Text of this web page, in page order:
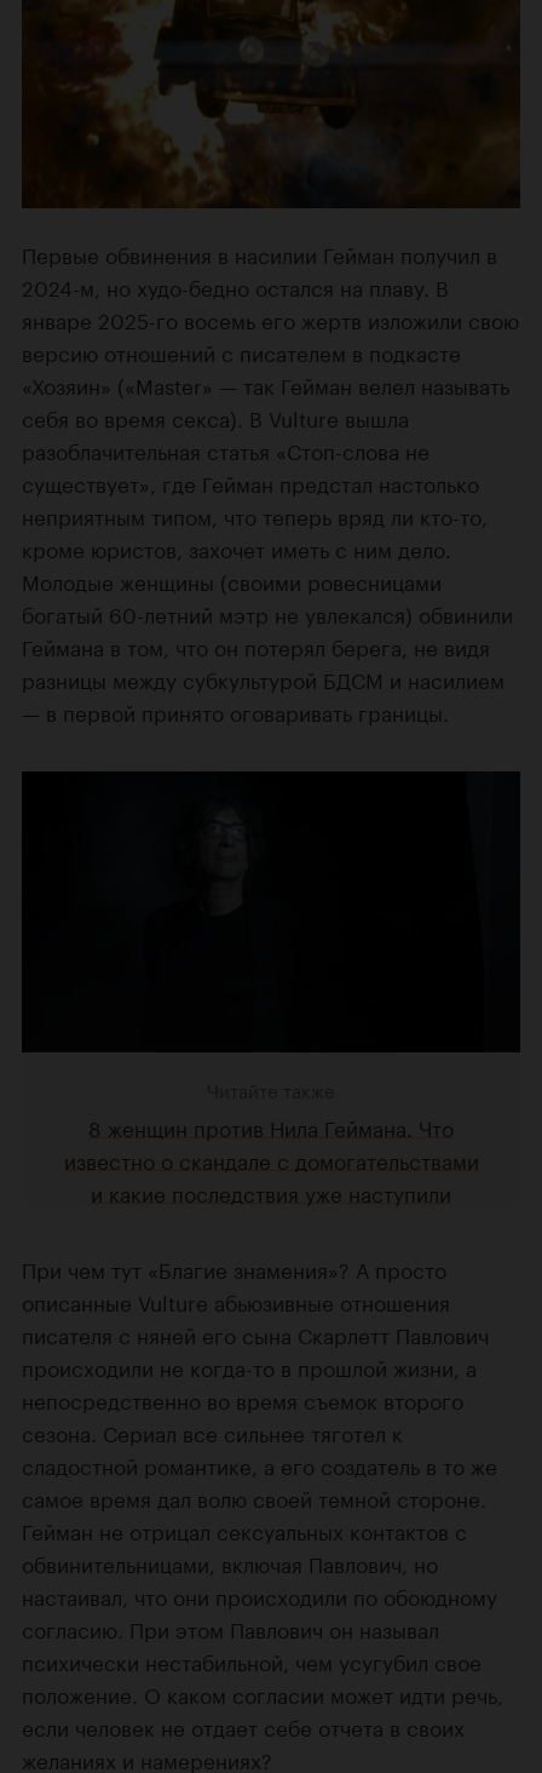
Первые обвинения в насилии Гейман получил в
2024-м, но худо-бедно остался на плаву. В
январе 2025-го восемь его жертв изложили свою
версию отношений с писателем в подкасте
«Хозяин» («Master» — так Гейман велел называть
себя во время секса). В Vulture вышла
разоблачительная статья «Стоп-слова не
существует», где Гейман предстал настолько
неприятным типом, что теперь вряд ли кто-то,
кроме юристов, захочет иметь с ним дело.
Молодые женщины (своими ровесницами
богатый 60-летний мэтр не увлекался) обвинили
Геймана в том, что он потерял берега, не видя
разницы между субкультурой БДСМ и насилием
— в первой принято оговаривать границы.
8 женщин против Нила Геймана. Что
известно о скандале с домогательствами
и какие последствия уже наступили
При чем тут «Благие знамения»? А просто
описанные Vulture абьюзивные отношения
писателя с няней его сына Скарлетт Павлович
происходили не когда-то в прошлой жизни, а
непосредственно во время съемок второго
сезона. Сериал все сильнее тяготел к
сладостной романтике, а его создатель в то же
самое время дал волю своей темной стороне.
Гейман не отрицал сексуальных контактов с
обвинительницами, включая Павлович, но
настаивал, что они происходили по обоюдному
согласию. При этом Павлович он называл
психически нестабильной, чем усугубил свое
положение. О каком согласии может идти речь,
если человек не отдает себе отчета в своих
желаниях и намерениях?